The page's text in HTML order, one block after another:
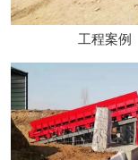
工程案例